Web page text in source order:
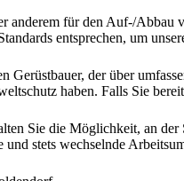
anderem für den Auf-/Abbau
entsprechen, um
Gerüstbauer, der über
haben. Falls Sie
Sie die Möglichkeit, an
und stets wechselnde